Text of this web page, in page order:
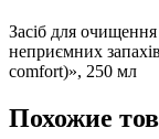
Засіб для очищення
неприємних
comfort)», 250 мл
Похожие